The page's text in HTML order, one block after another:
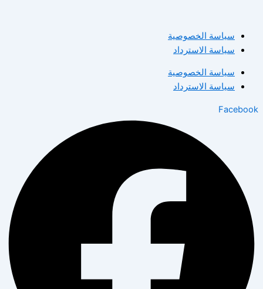
سياسة الخصوصية
سياسة الاسترداد
سياسة الخصوصية
سياسة الاسترداد
Facebook